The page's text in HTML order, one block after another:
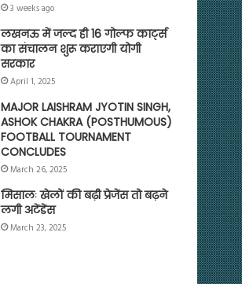
3 weeks ago
लखनऊ में जल्द ही 16 गोल्फ कार्ट्स
का संचालन शुरू कराएगी योगी
सरकार
April 1, 2025
MAJOR LAISHRAM JYOTIN SINGH,
ASHOK CHAKRA (POSTHUMOUS)
FOOTBALL TOURNAMENT
CONCLUDES
March 26, 2025
मिसालः खेलों की बढ़ी प्रेजेंस तो बढ़ने
लगी अटेंडेंस
March 23, 2025